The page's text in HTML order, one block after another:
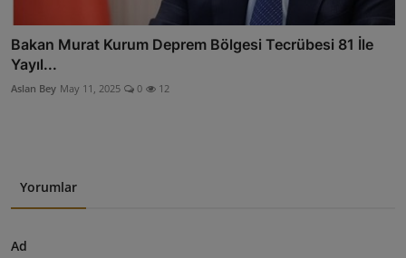
Bakan Murat Kurum Deprem Bölgesi Tecrübesi 81 İle
Yayıl...
Aslan Bey May 11, 2025 0 12
Yorumlar
Ad